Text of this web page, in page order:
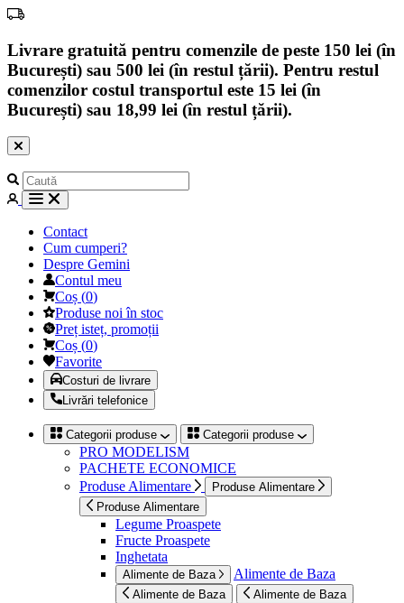
Livrare gratuită pentru comenzile de peste 150 lei (în
București) sau 500 lei (în restul țării). Pentru restul
comenzilor costul transportul este 15 lei (în
București) sau 18,99 lei (în restul țării).
Contact
Cum cumperi?
Despre Gemini
Contul meu
Coș (0)
Produse noi în stoc
Preț isteț, promoții
Coș (0)
Favorite
Costuri de livrare
Livrări telefonice
Categorii produse Categorii produse
PRO MODELISM
PACHETE ECONOMICE
Produse Alimentare
Produse Alimentare
Produse Alimentare
Legume Proaspete
Fructe Proaspete
Inghetata
Alimente de Baza Alimente de Baza
Alimente de Baza Alimente de Baza